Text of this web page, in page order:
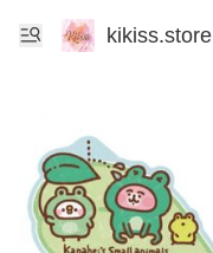
kikiss.store